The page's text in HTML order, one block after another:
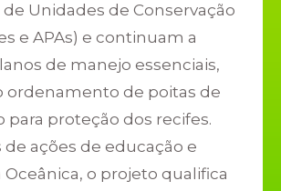
de Unidades de Conservação
e APAs) e continuam a
de manejo essenciais,
ordenamento de poitas de
para proteção dos recifes.
de ações de educação e
Oceânica, o projeto qualifica